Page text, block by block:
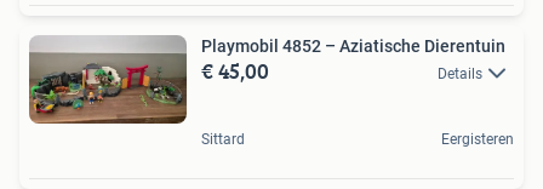
Playmobil 4852 – Aziatische Dierentuin
€ 45,00 Details
Sittard Eergisteren